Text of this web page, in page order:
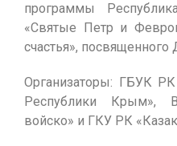
программы
«Святые Петр и
счастья»,
Организаторы: ГБУК РК
Республики Крым»,
войско» и ГКУ РК